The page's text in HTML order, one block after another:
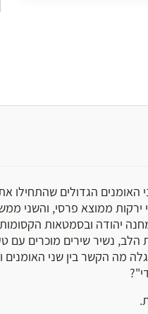
האומנים הגדולים שהתחילו
ממוצא פרסי, והשני
יהודה ובסמטאות
הלב, נשיר שירים מוכרים
מה הקשר בין שני האומנים